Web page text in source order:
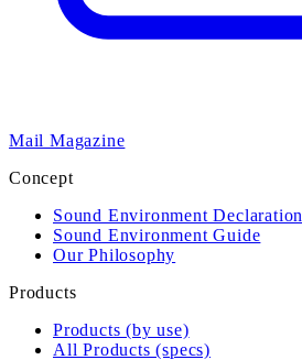
Mail Magazine
Concept
Sound Environment Declaration
Sound Environment Guide
Our Philosophy
Products
Products (by use)
All Products (specs)